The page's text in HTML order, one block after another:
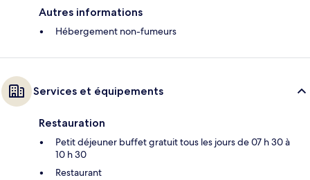
Autres informations
Hébergement non-fumeurs
Services et équipements
Restauration
Petit déjeuner buffet gratuit tous les jours de 07 h 30 à
10 h 30
Restaurant